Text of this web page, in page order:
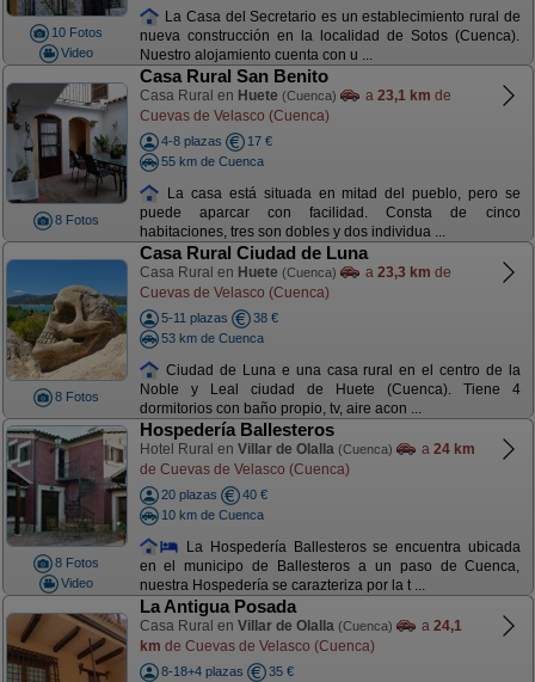
10 Fotos
Video
La Casa del Secretario es un establecimiento rural de
nueva construcción en la localidad de Sotos (Cuenca).
Nuestro alojamiento cuenta con u ...
8 Fotos
Casa Rural San Benito
Casa Rural en Huete (Cuenca) a 23,1 km de
Cuevas de Velasco (Cuenca)
4-8 plazas
17 €
55 km de Cuenca
La casa está situada en mitad del pueblo, pero se
puede aparcar con facilidad. Consta de cinco
habitaciones, tres son dobles y dos individua ...
8 Fotos
Casa Rural Ciudad de Luna
Casa Rural en Huete (Cuenca) a 23,3 km de
Cuevas de Velasco (Cuenca)
5-11 plazas
38 €
53 km de Cuenca
Ciudad de Luna e una casa rural en el centro de la
Noble y Leal ciudad de Huete (Cuenca). Tiene 4
dormitorios con baño propio, tv, aire acon ...
8 Fotos
Video
Hospedería Ballesteros
Hotel Rural en Villar de Olalla (Cuenca) a 24 km
de Cuevas de Velasco (Cuenca)
20 plazas
40 €
10 km de Cuenca
La Hospedería Ballesteros se encuentra ubicada
en el municipo de Ballesteros a un paso de Cuenca,
nuestra Hospedería se carazteriza por la t ...
La Antigua Posada
Casa Rural en Villar de Olalla (Cuenca) a 24,1
km de Cuevas de Velasco (Cuenca)
8-18+4 plazas
35 €